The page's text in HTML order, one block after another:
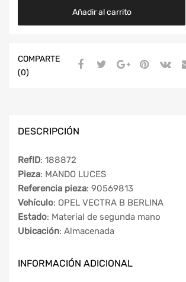
Añadir al carrito
COMPARTE
(0)
DESCRIPCIÓN
RefID: 188872
Pieza: MANDO LUCES
Referencia pieza: 90569813
Vehículo: OPEL VECTRA B BERLINA
Estado: Material de segunda mano
Ubicación: Almacenada
INFORMACIÓN ADICIONAL